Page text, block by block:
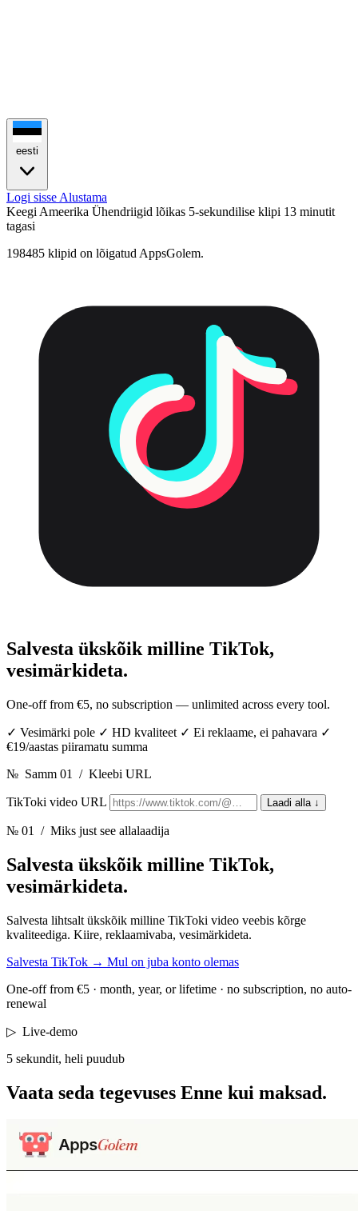
eesti
Logi sisse Alustama
Keegi Ameerika Ühendriigid lõikas 5-sekundilise klipi 13 minutit
tagasi
198485 klipid on lõigatud AppsGolem.
Salvesta ükskõik milline TikTok,
vesimärkideta.
One-off from €5, no subscription — unlimited across every tool.
✓ Vesimärki pole ✓ HD kvaliteet ✓ Ei reklaame, ei pahavara ✓
€19/aastas piiramatu summa
№ Samm 01 / Kleebi URL
TikToki video URL Laadi alla ↓
№ 01 / Miks just see allalaadija
Salvesta ükskõik milline TikTok,
vesimärkideta.
Salvesta lihtsalt ükskõik milline TikToki video veebis kõrge
kvaliteediga. Kiire, reklaamivaba, vesimärkideta.
Salvesta TikTok → Mul on juba konto olemas
One-off from €5 · month, year, or lifetime · no subscription, no auto-
renewal
▷ Live-demo
5 sekundit, heli puudub
Vaata seda tegevuses Enne kui maksad.